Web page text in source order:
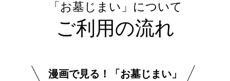
「お墓じまい」について
ご利用の流れ
漫画で見る！「お墓じまい」